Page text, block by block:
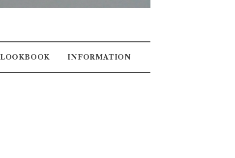
LOOKBOOK INFORMATION